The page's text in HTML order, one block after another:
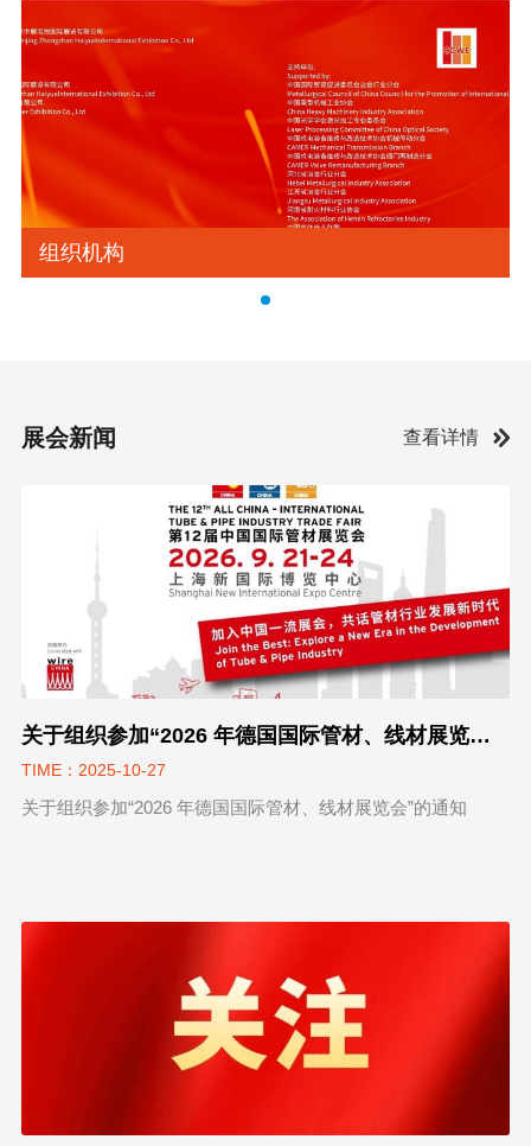
组织机构
展会新闻 查看详情
关于组织参加“2026 年德国国际管材、线材展览会”的通知
TIME：2025-10-27
关于组织参加“2026 年德国国际管材、线材展览会”的通知